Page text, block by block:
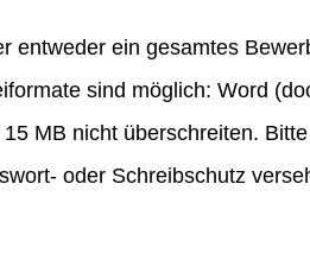
entweder ein gesamtes
sind möglich: Word
MB nicht überschreiten.
oder Schreibschutz